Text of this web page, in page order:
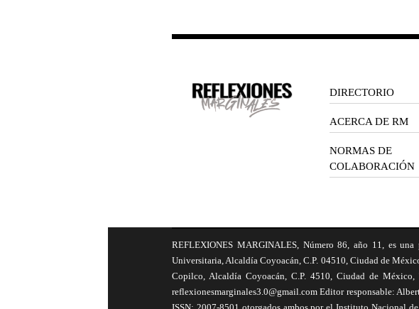
DIRECTORIO
ACERCA DE RM
NORMAS DE
COLABORACIÓN
REFLEXIONES MARGINALES, Número 86, año 11, es
Universitaria, Alcaldía Coyoacán, C.P. 04510, Ciudad de
Copilco, Alcaldía Coyoacán, C.P. 4510, Ciudad de México,
reflexionesmarginales3.0@gmail.com Editor responsable: